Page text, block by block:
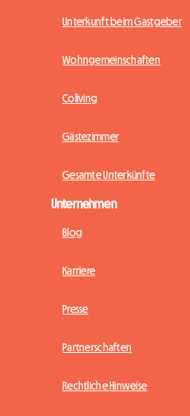
Unterkunft beim Gastgeber
Wohngemeinschaften
Coliving
Gästezimmer
Gesamte Unterkünfte
Unternehmen
Blog
Karriere
Presse
Partnerschaften
Rechtliche Hinweise